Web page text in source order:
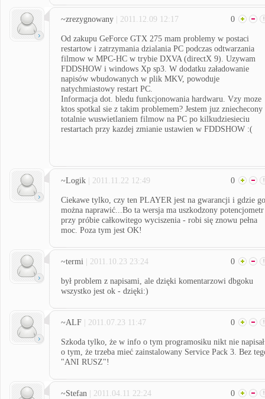
~zrezygnowany | 2011.12.09 12:17 0
Od zakupu GeForce GTX 275 mam problemy w postaci
restartow i zatrzymania dzialania PC podczas odtwarzania
filmow w MPC-HC w trybie DXVA (directX 9). Uzywam
FDDSHOW i windows Xp sp3. W dodatku załadowanie
napisów wbudowanych w plik MKV, powoduje
natychmiastowy restart PC.
Informacja dot. bledu funkcjonowania hardwaru. Vzy moze
ktos spotkal sie z takim problemem? Jestem juz zniechecony
totalnie wuswietlaniem filmow na PC po kilkudziesieciu
restartach przy kazdej zmianie ustawien w FDDSHOW :(
~Logik | 2011.11.22 12:49 0
Ciekawe tylko, czy ten PLAYER jest na gwarancji i gdzie go
można naprawić...Bo ta wersja ma uszkodzony
przy próbie całkowitego wyciszenia - robi się znowu pełna
moc. Poza tym jest OK!
~termi | 2011.10.23 23:24 0
był problem z napisami, ale dzięki komentarzowi dbgoku
wszystko jest ok - dzięki:)
~ALF | 2011.07.23 11:47 0
Szkoda tylko, że w info o tym programosiku nikt nie napisał
o tym, że trzeba mieć zainstalowany Service Pack 3. Bez
"ANI RUSZ"!
~Stefan | 2011.04.11 22:24 0